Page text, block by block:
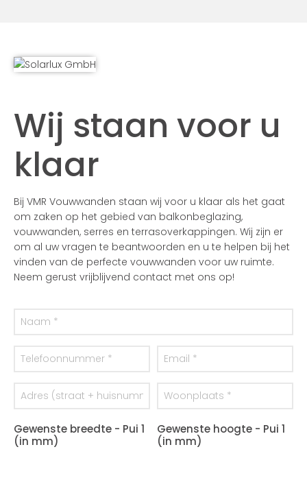
Wij staan voor u
klaar
Bij VMR Vouwwanden staan wij voor u klaar als het gaat
om zaken op het gebied van balkonbeglazing,
vouwwanden, serres en terrasoverkappingen. Wij zijn er
om al uw vragen te beantwoorden en u te helpen bij het
vinden van de perfecte vouwwanden voor uw ruimte.
Neem gerust vrijblijvend contact met ons op!
Gewenste breedte - Pui 1
(in mm)
Gewenste hoogte - Pui 1
(in mm)